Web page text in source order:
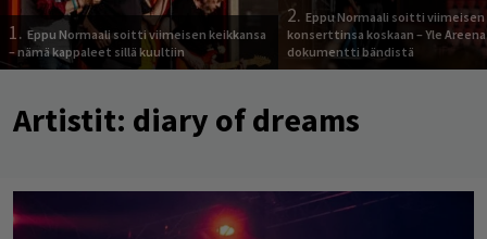
1. Eppu Normaali soitti viimeisen keikkansa
– nämä kappaleet sillä kuultiin
2. Eppu Normaali soitti viimeisen
konserttinsa koskaan – Yle
dokumentti bändistä
Artistit: diary of dreams